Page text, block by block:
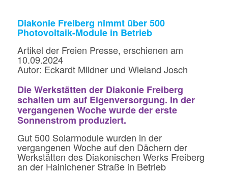
Diakonie Freiberg nimmt über 500
Photovoltaik-Module in Betrieb
Artikel der Freien Presse, erschienen am
10.09.2024
Autor: Eckardt Mildner und Wieland Josch
Die Werkstätten der Diakonie Freiberg
schalten um auf Eigenversorgung. In der
vergangenen Woche wurde der erste
Sonnenstrom produziert.
Gut 500 Solarmodule wurden in der
vergangenen Woche auf den Dächern der
Werkstätten des Diakonischen Werks Freiberg
an der Hainichener Straße in Betrieb